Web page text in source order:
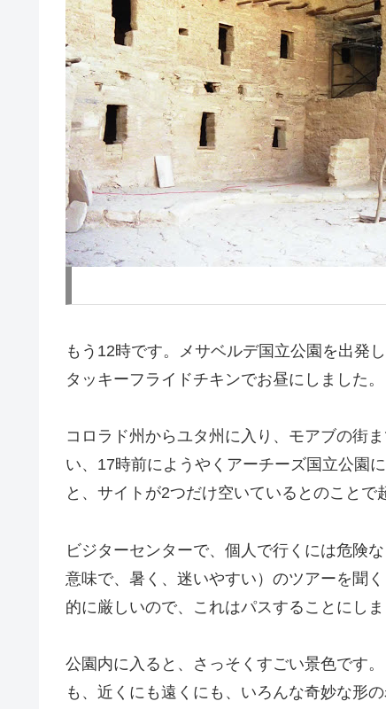
もう12時です。メサベルデ国立公園を出発
タッキーフライドチキンでお昼にしました。
コロラド州からユタ州に入り、モアブの街
い、17時前にようやくアーチーズ国立公園
と、サイトが2つだけ空いているとのことで
ビジターセンターで、個人で行くには危険
意味で、暑く、迷いやすい）のツアーを聞
的に厳しいので、これはパスすることにしま
公園内に入ると、さっそくすごい景色です
も、近くにも遠くにも、いろんな奇妙な形の